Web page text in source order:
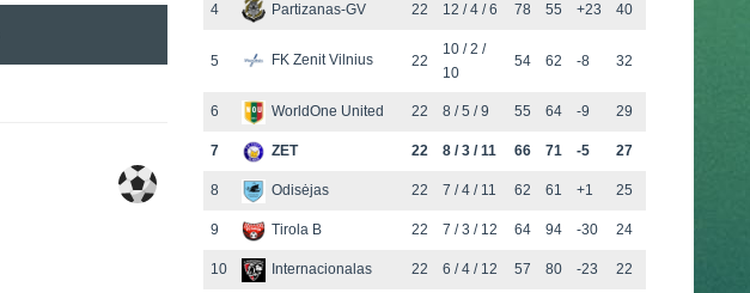
4 Partizanas-GV 22 12 / 4 / 6 78 55 +23 40
5 FK Zenit Vilnius 22
10 / 2 /
10
54 62 -8 32
6 WorldOne United 22 8 / 5 / 9 55 64 -9 29
7 ZET 22 8 / 3 / 11 66 71 -5 27
8 Odisėjas 22 7 / 4 / 11 62 61 +1 25
9 Tirola B 22 7 / 3 / 12 64 94 -30 24
10 Internacionalas 22 6 / 4 / 12 57 80 -23 22